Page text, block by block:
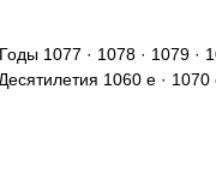
1077 · 1078 · 1079 ·
1060 е ·